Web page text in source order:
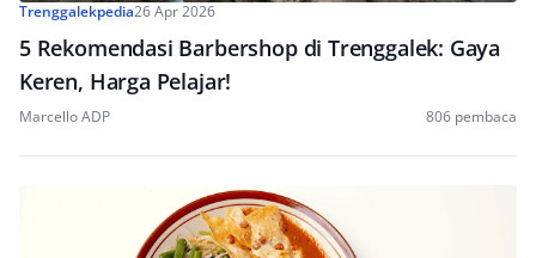
Trenggalekpedia26 Apr 2026
5 Rekomendasi Barbershop di Trenggalek: Gaya
Keren, Harga Pelajar!
Marcello ADP 806 pembaca